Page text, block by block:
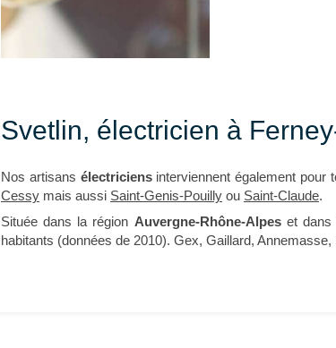
Svetlin, électricien à
Nos artisans électriciensinterviennent également pour
Cessy mais aussi Saint-Genis-Pouilly ou Saint-Claude.
Située dans la région Auvergne-Rhône-Alpeset dans
habitants (données de 2010). Gex, Gaillard,